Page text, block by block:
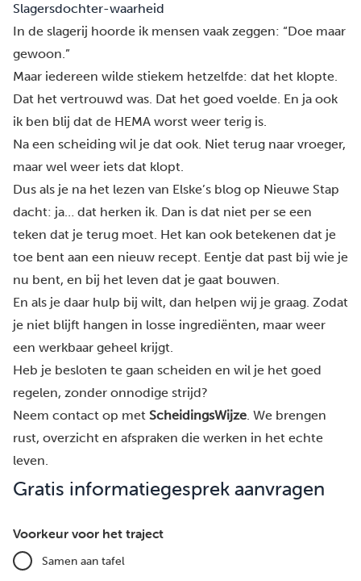
Slagersdochter-waarheid
In de slagerij hoorde ik mensen vaak zeggen: “Doe maar
gewoon.”
Maar iedereen wilde stiekem hetzelfde: dat het klopte.
Dat het vertrouwd was. Dat het goed voelde. En ja ook
ik ben blij dat de HEMA worst weer terig is.
Na een scheiding wil je dat ook. Niet terug naar vroeger,
maar wel weer iets dat klopt.
Dus als je na het lezen van Elske’s blog op Nieuwe Stap
dacht: ja… dat herken ik. Dan is dat niet per se een
teken dat je terug moet. Het kan ook betekenen dat je
toe bent aan een nieuw recept. Eentje dat past bij wie je
nu bent, en bij het leven dat je gaat bouwen.
En als je daar hulp bij wilt, dan helpen wij je graag. Zodat
je niet blijft hangen in losse ingrediënten, maar weer
een werkbaar geheel krijgt.
Heb je besloten te gaan scheiden en wil je het goed
regelen, zonder onnodige strijd?
Neem contact op met ScheidingsWijze. We brengen
rust, overzicht en afspraken die werken in het echte
leven.
Gratis informatiegesprek aanvragen
Voorkeur voor het traject
Samen aan tafel